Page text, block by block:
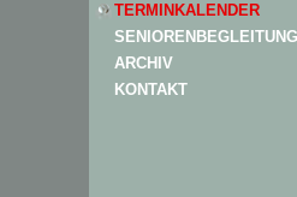
TERMINKALENDER
SENIORENBEGLEITUNG
ARCHIV
KONTAKT